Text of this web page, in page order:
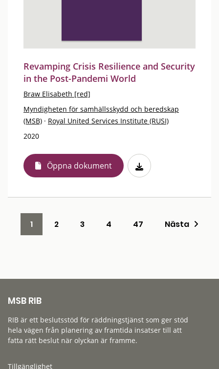
Revamping Crisis Resilience and Security
in the Post-Pandemi World
Braw Elisabeth [red]
Myndigheten för samhällsskydd och beredskap
(MSB) · Royal United Services Institute (RUSI)
2020
Öppna dokument
1 2 3 4 47 Nästa
MSB RIB
RIB är ett beslutsstöd för räddningstjänst som ger stöd
hela vägen från planering av framtida insatser till att
fatta rätt beslut när olyckan är framme.
Tillgänglighet